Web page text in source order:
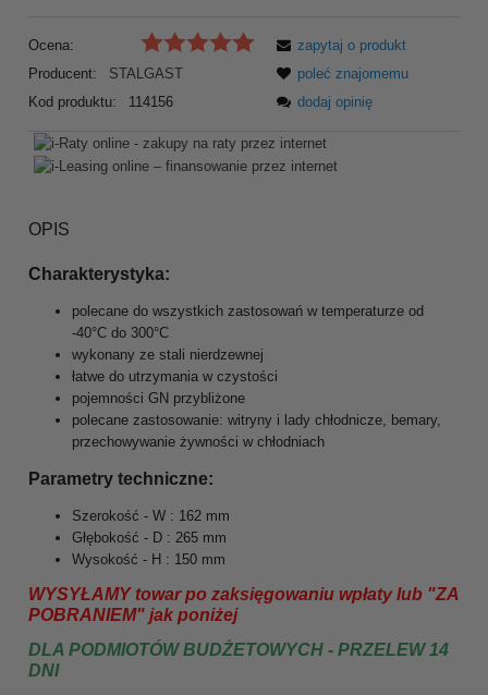
Ocena:
Producent:
STALGAST
Kod produktu:
114156
zapytaj o produkt
poleć znajomemu
dodaj opinię
OPIS
Charakterystyka:
polecane do wszystkich zastosowań w temperaturze od
-40°C do 300°C
wykonany ze stali nierdzewnej
łatwe do utrzymania w czystości
pojemności GN przybliżone
polecane zastosowanie: witryny i lady chłodnicze, bemary,
przechowywanie żywności w chłodniach
Parametry techniczne:
Szerokość - W : 162 mm
Głębokość - D : 265 mm
Wysokość - H : 150 mm
WYSYŁAMY towar po zaksięgowaniu wpłaty lub "ZA
POBRANIEM" jak poniżej
DLA PODMIOTÓW BUDŻETOWYCH - PRZELEW 14
DNI